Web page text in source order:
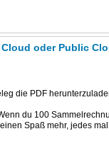
oder Public
die PDF
du 100
Spaß mehr, jedes